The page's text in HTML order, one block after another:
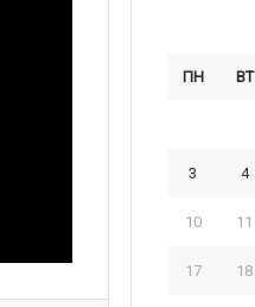
ПН ВТ
3 4
10 11
17 18